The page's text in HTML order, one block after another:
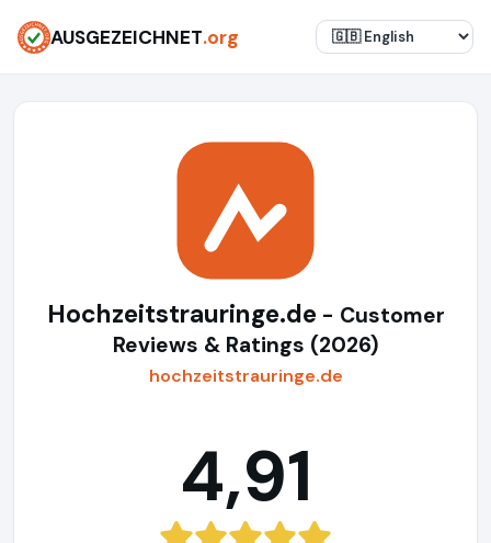
AUSGEZEICHNET.org
Hochzeitstrauringe.de - Customer
Reviews & Ratings (2026)
hochzeitstrauringe.de
4,91